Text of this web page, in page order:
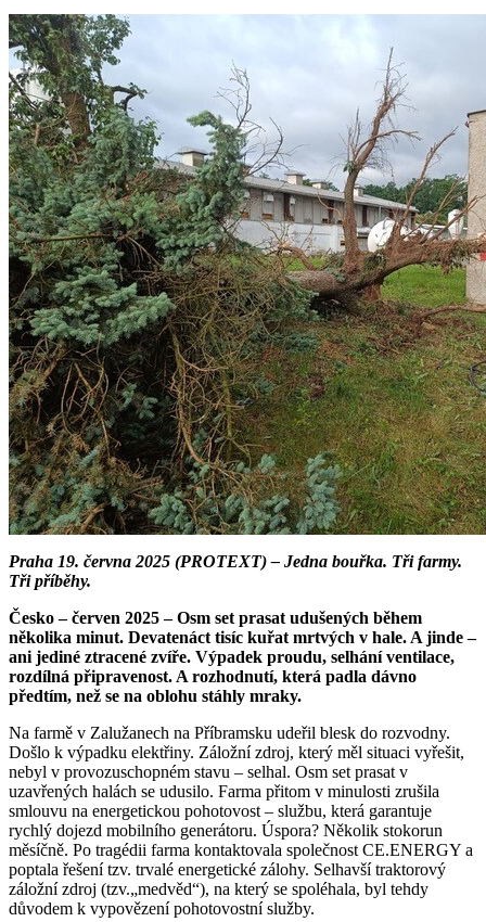
Praha 19. června 2025 (PROTEXT) – Jedna bouřka. Tři farmy.
Tři příběhy.
Česko – červen 2025 – Osm set prasat udušených během
několika minut. Devatenáct tisíc kuřat mrtvých v hale. A jinde –
ani jediné ztracené zvíře. Výpadek proudu, selhání ventilace,
rozdílná připravenost. A rozhodnutí, která padla dávno
předtím, než se na oblohu stáhly mraky.
Na farmě v Zalužanech na Příbramsku udeřil blesk do rozvodny.
Došlo k výpadku elektřiny. Záložní zdroj, který měl situaci vyřešit,
nebyl v provozuschopném stavu – selhal. Osm set prasat v
uzavřených halách se udusilo. Farma přitom v minulosti zrušila
smlouvu na energetickou pohotovost – službu, která garantuje
rychlý dojezd mobilního generátoru. Úspora? Několik stokorun
měsíčně. Po tragédii farma kontaktovala společnost CE.ENERGY a
poptala řešení tzv. trvalé energetické zálohy. Selhavší traktorový
záložní zdroj (tzv.„medvěd“), na který se spoléhala, byl tehdy
důvodem k vypovězení pohotovostní služby.